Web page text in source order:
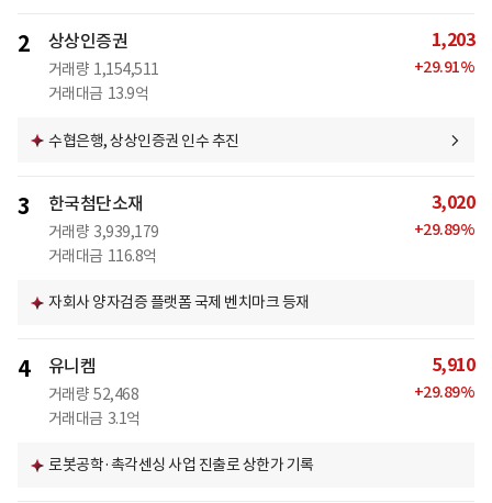
2 상상인증권
거래량 1,154,511
거래대금 13.9억
1,203
+29.91%
수협은행, 상상인증권 인수 추진
3 한국첨단소재
거래량 3,939,179
거래대금 116.8억
3,020
+29.89%
자회사 양자검증 플랫폼 국제 벤치마크 등재
4 유니켐
거래량 52,468
거래대금 3.1억
5,910
+29.89%
로봇공학·촉각센싱 사업 진출로 상한가 기록